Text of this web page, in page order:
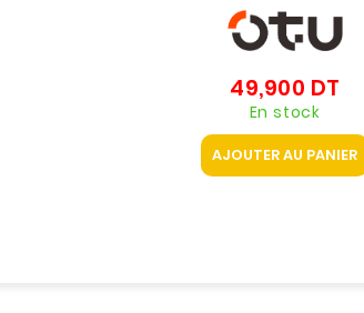
49,900 DT
En stock
AJOUTER AU PANIER